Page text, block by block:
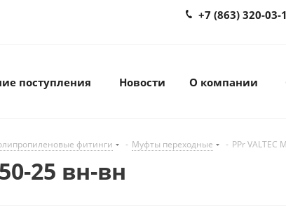
+7 (863) 320-03-
поступления Новости О компании
фитинги - Муфты переходные - PPr VALTEC
25 вн-вн